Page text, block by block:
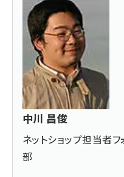
中川 昌俊
ネットショップ担当者
部